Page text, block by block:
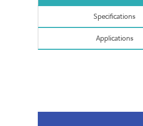
Specifications
Applications